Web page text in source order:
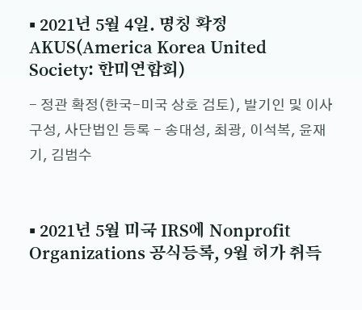
▪ 2021년 5월 4일. 명칭 확정
AKUS(America Korea United
Society: 한미연합회)
- 정관 확정(한국-미국 상호 검토), 발기인 및 이사
구성, 사단법인 등록 - 송대성, 최광, 이석복, 윤재
기, 김범수
▪ 2021년 5월 미국 IRS에 Nonprofit
Organizations 공식등록, 9월 허가 취득